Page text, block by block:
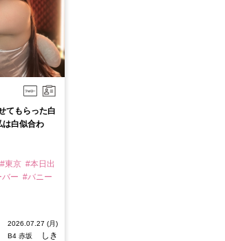
てもらった白
は白似合わ
#東京 #本日出
ー #バニー
2026.07.27 (月)
B4 赤坂
しき